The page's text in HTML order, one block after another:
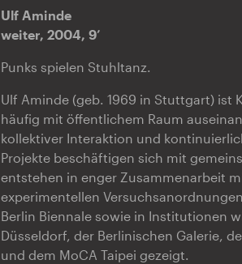
Ulf Aminde
weiter, 2004, 9’
Punks spielen Stuhltanz.
Ulf Aminde (geb. 1969 in Stuttgart) ist
häufig mit öffentlichem Raum
kollektiver Interaktion und
Projekte beschäftigen sich mit
entstehen in enger Zusammenarbeit
experimentellen
Berlin Biennale sowie in Institutionen
Düsseldorf, der Berlinischen Galerie,
und dem MoCA Taipei gezeigt.